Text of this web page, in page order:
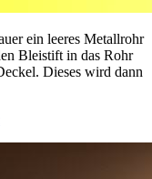
ein leeres Metallrohr
Bleistift in das Rohr
Dieses wird dann